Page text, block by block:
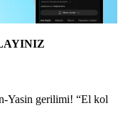
Yasin gerilimi! “El kol